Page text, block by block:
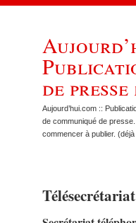
de
Aujourd’hui.com ::
de communiqué de
commencer à publier.